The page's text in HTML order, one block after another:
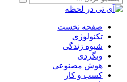
صفحه نخست
تکنولوژی
شیوه زندگی
وبگردی
هوش مصنوعی
کسب و کار